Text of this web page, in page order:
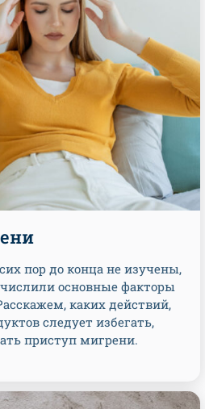
пор до конца не изучены,
основные факторы
каких действий,
следует избегать,
приступ мигрени.